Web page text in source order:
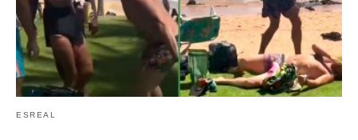
ESREAL